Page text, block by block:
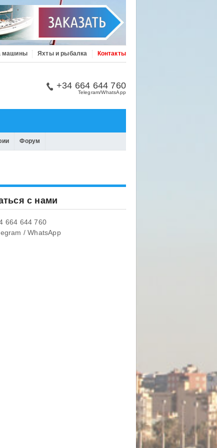
машины Яхты и рыбалка Контакты
+34 664 644 760
Telegram/WhatsApp
Форум
с нами
664 644 760
/ WhatsApp